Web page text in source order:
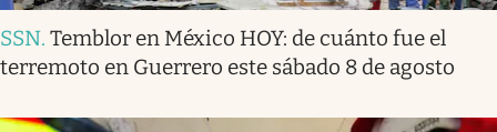
SSN. Temblor en México HOY: de cuánto fue el
terremoto en Guerrero este sábado 8 de agosto